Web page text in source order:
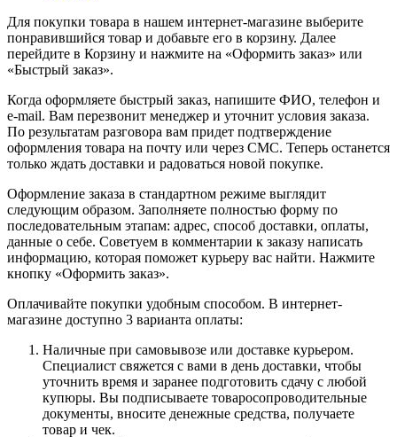
Для покупки товара в нашем интернет-магазине выберите
понравившийся товар и добавьте его в корзину. Далее
перейдите в Корзину и нажмите на «Оформить заказ» или
«Быстрый заказ».
Когда оформляете быстрый заказ, напишите ФИО, телефон и
e-mail. Вам перезвонит менеджер и уточнит условия заказа.
По результатам разговора вам придет подтверждение
оформления товара на почту или через СМС. Теперь останется
только ждать доставки и радоваться новой покупке.
Оформление заказа в стандартном режиме выглядит
следующим образом. Заполняете полностью форму по
последовательным этапам: адрес, способ доставки, оплаты,
данные о себе. Советуем в комментарии к заказу написать
информацию, которая поможет курьеру вас найти. Нажмите
кнопку «Оформить заказ».
Оплачивайте покупки удобным способом. В интернет-
магазине доступно 3 варианта оплаты:
Наличные при самовывозе или доставке курьером.
Специалист свяжется с вами в день доставки, чтобы
уточнить время и заранее подготовить сдачу с любой
купюры. Вы подписываете товаросопроводительные
документы, вносите денежные средства, получаете
товар и чек.